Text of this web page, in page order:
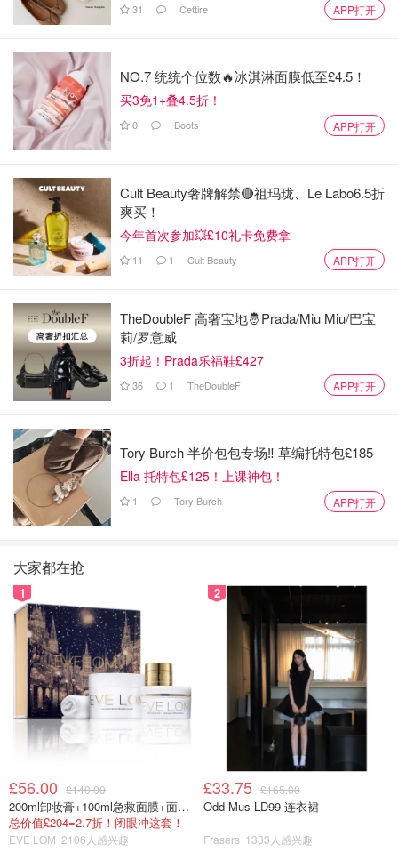
31 Cettire APP打开
NO.7 统统个位数🔥冰淇淋面膜低至£4.5！
买3免1+叠4.5折！
0 Boots APP打开
Cult Beauty奢牌解禁🔴祖玛珑、Le Labo6.5折
爽买！
今年首次参加💥£10礼卡免费拿
11 1 Cult Beauty APP打开
TheDoubleF 高奢宝地🤴Prada/Miu Miu/巴宝
莉/罗意威
3折起！Prada乐福鞋£427
36 1 TheDoubleF APP打开
Tory Burch 半价包包专场‼️ 草编托特包£185
Ella 托特包£125！上课神包！
1 Tory Burch APP打开
大家都在抢
1
£56.00 £140.00
200ml卸妆膏+100ml急救面膜+面霜+洁颜布
总价值£204=2.7折！闭眼冲这套！
EVE LOM 2106人感兴趣
2
£33.75 £165.00
Odd Mus LD99 连衣裙
Frasers 1333人感兴趣